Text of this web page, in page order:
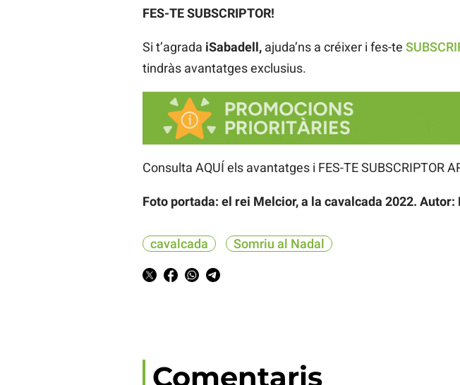
FES-TE SUBSCRIPTOR!
Si t’agrada iSabadell,ajuda’ns a créixer i fes-te
tindràs avantatges exclusius.
Consulta AQUÍ els avantatges i FES-TE SUBSCRIPTOR
Foto portada: el rei Melcior, a la cavalcada 2022. Autor:
cavalcada Somriu al Nadal
Comentaris